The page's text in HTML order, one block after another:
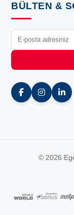
BÜLTEN &
© 2026